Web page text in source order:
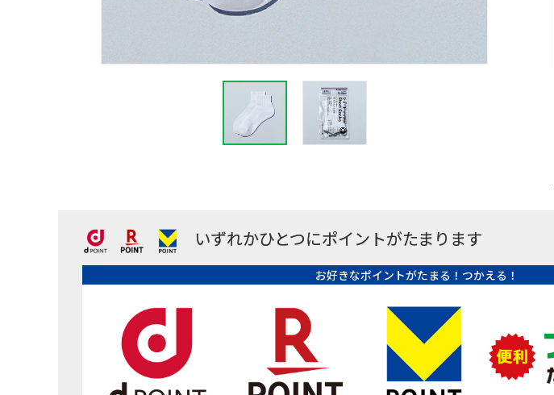
いずれかひとつにポイントがたまります
お好きなポイントがたまる！つかえる！